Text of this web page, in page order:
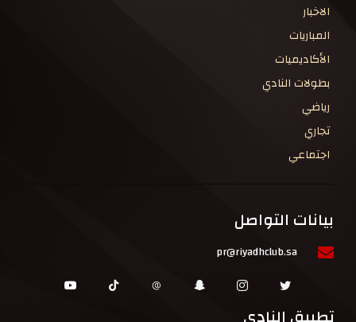
الاخبار
المباريات
الأكاديميات
بطولات النادي
رياضي
تجاري
اجتماعي
بيانات التواصل
pr@riyadhclub.sa